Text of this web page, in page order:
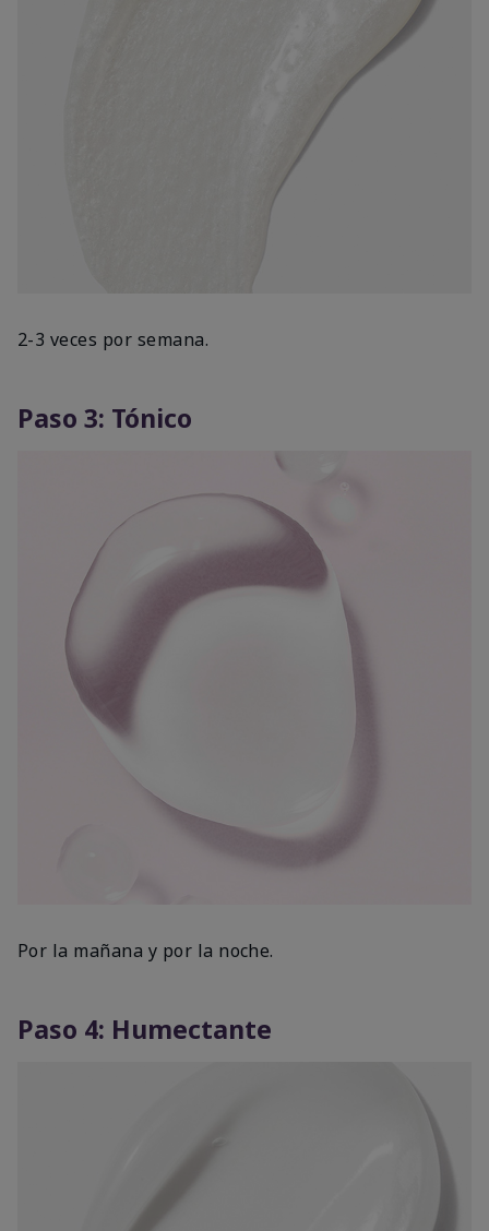
2-3 veces por semana.
Paso 3: Tónico
Por la mañana y por la noche.
Paso 4: Humectante